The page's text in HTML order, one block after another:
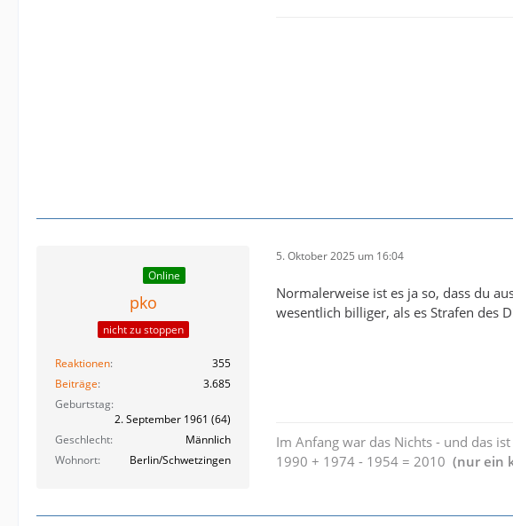
Online
pko
nicht zu stoppen
Reaktionen
355
Beiträge
3.685
Geburtstag
2. September 1961 (64)
Geschlecht
Männlich
Wohnort
Berlin/Schwetzingen
5. Oktober 2025 um 16:04
Normalerweise ist es ja so, dass du
wesentlich billiger, als es Strafen des
Im Anfang war das Nichts - und das
1990 + 1974 - 1954 = 2010 (nur ein